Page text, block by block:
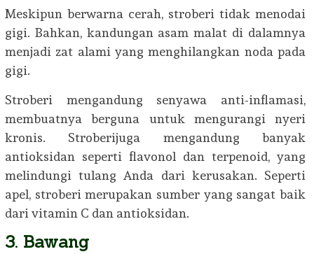
Meskipun berwarna cerah, stroberi tidak menodai
gigi. Bahkan, kandungan asam malat di dalamnya
menjadi zat alami yang menghilangkan noda pada
gigi.
Stroberi mengandung senyawa anti-inflamasi,
membuatnya berguna untuk mengurangi nyeri
kronis. Stroberijuga mengandung banyak
antioksidan seperti flavonol dan terpenoid, yang
melindungi tulang Anda dari kerusakan. Seperti
apel, stroberi merupakan sumber yang sangat baik
dari vitamin C dan antioksidan.
3. Bawang